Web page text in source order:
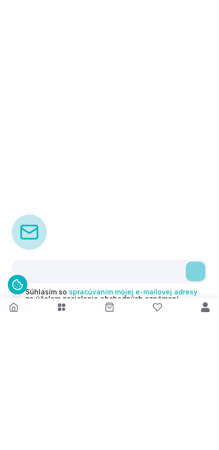
Súhlasím so spracúvaním mojej e-mailovej adresy
za účelom zasielania obchodných oznámení
(newsletterov) v súlade s čl. 6 ods. 1 písm. a)
Nariadenia GDPR. Svoj súhlas môžem kedykoľvek